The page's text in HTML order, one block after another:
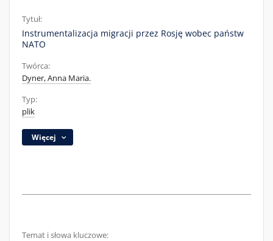
Tytuł:
Instrumentalizacja migracji przez Rosję wobec państw
NATO
Twórca:
Dyner, Anna Maria.
Typ:
plik
Więcej
Temat i słowa kluczowe: